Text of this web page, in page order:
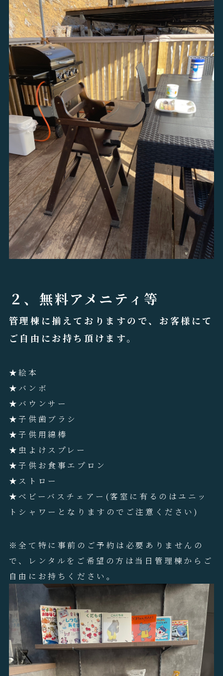
２、無料アメニティ等
管理棟に揃えておりますので、お客様にて
ご自由にお持ち頂けます。
★絵本
★バンボ
★バウンサー
★子供歯ブラシ
★子供用綿棒
★虫よけスプレー
★子供お食事エプロン
★ストロー
★ベビーバスチェアー(客室に有るのはユニッ
トシャワーとなりますのでご注意ください)
※全て特に事前のご予約は必要ありませんの
で、レンタルをご希望の方は当日管理棟からご
自由にお持ちください。